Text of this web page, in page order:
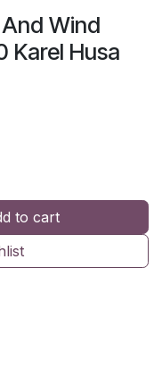
Wind
Karel Husa
to cart